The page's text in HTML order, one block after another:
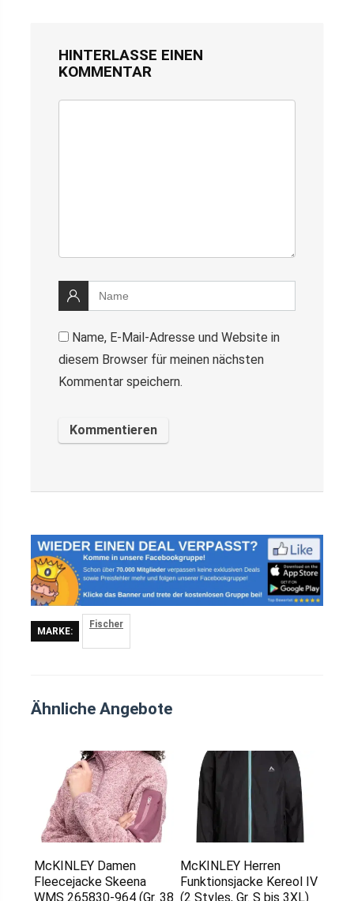
HINTERLASSE EINEN
KOMMENTAR
Name, E-Mail-Adresse und Website in
diesem Browser für meinen nächsten
Kommentar speichern.
MARKE:
Fischer
Ähnliche Angebote
McKINLEY Damen
Fleecejacke Skeena
WMS 265830-964 (Gr. 38
McKINLEY Herren
Funktionsjacke Kereol IV
(2 Styles, Gr. S bis 3XL)